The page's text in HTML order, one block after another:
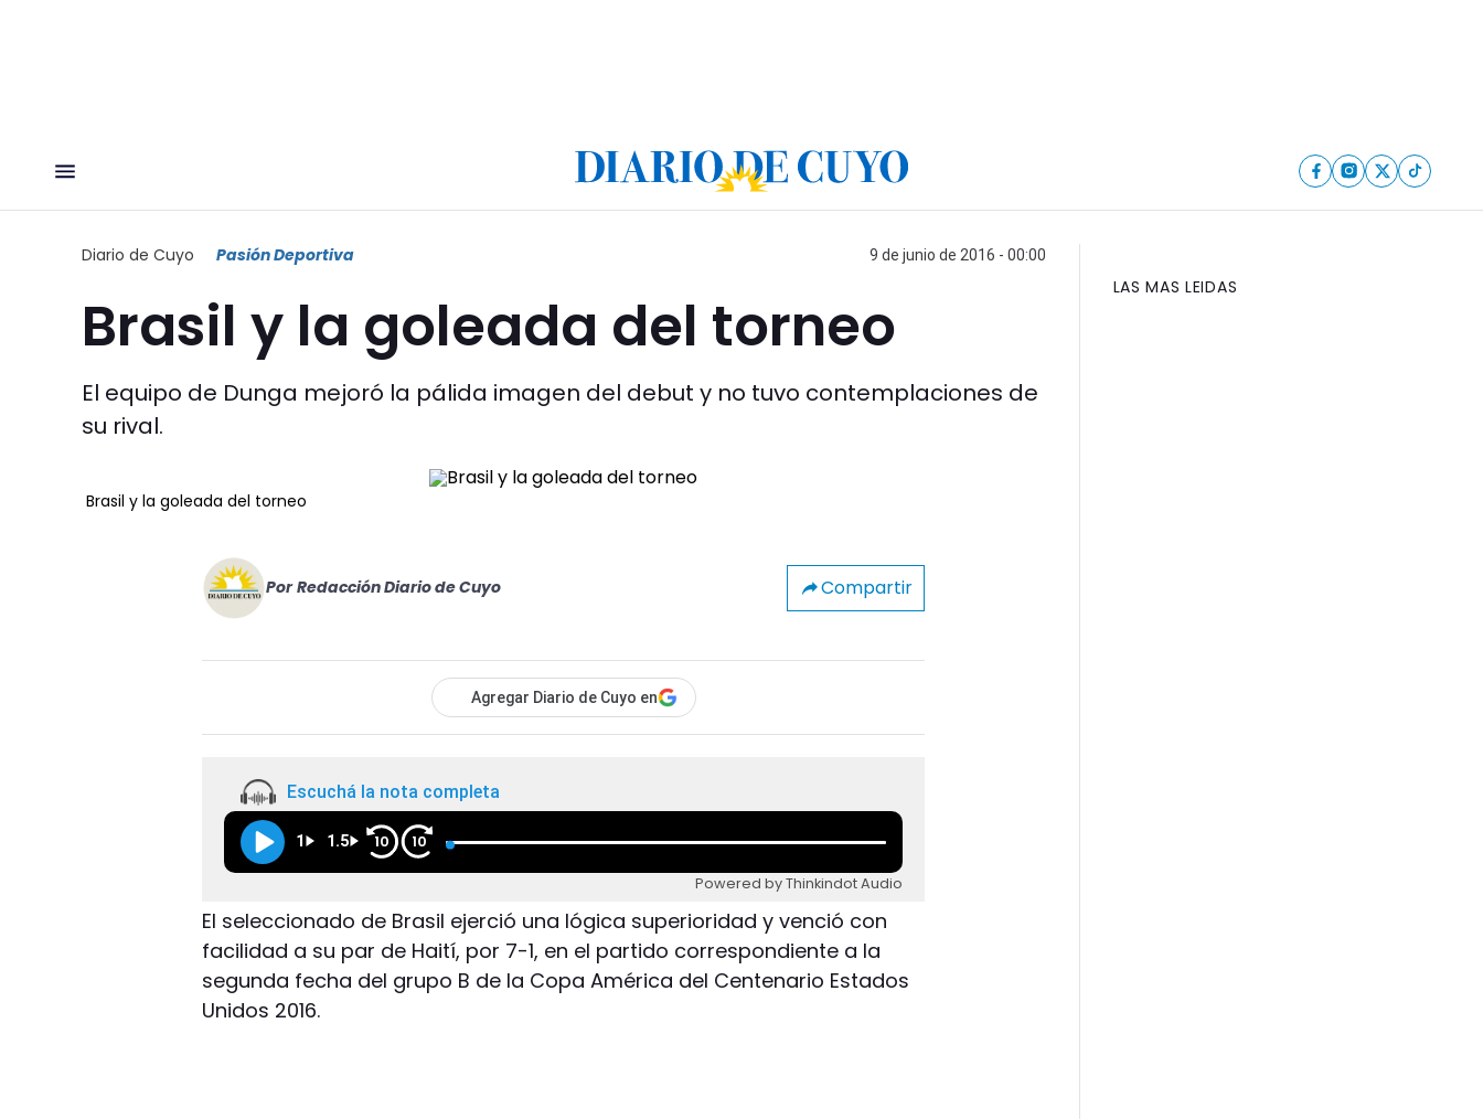
Diario de Cuyo Pasión Deportiva 9 de junio de 2016 - 00:00
Brasil y la goleada del torneo
El equipo de Dunga mejoró la pálida imagen del debut y no tuvo contemplaciones de
su rival.
Brasil y la goleada del torneo
Por Redacción Diario de Cuyo Compartir
Agregar Diario de Cuyo en
Escuchá la nota completa
1 1.5 10 10
Powered by Thinkindot Audio
El seleccionado de Brasil ejerció una lógica superioridad y venció con
facilidad a su par de Haití, por 7-1, en el partido correspondiente a la
segunda fecha del grupo B de la Copa América del Centenario Estados
Unidos 2016.
LAS MAS LEIDAS